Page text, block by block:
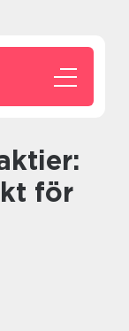
för